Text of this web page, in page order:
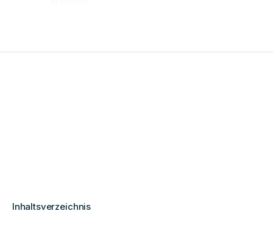
Inhaltsverzeichnis